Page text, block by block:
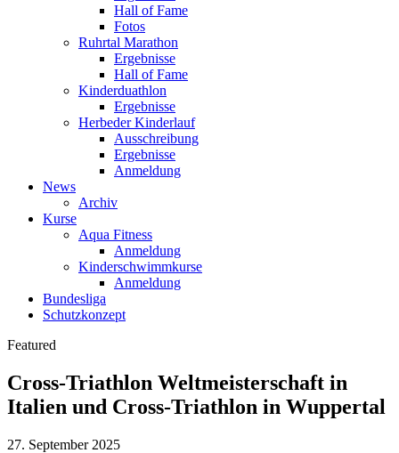
Hall of Fame
Fotos
Ruhrtal Marathon
Ergebnisse
Hall of Fame
Kinderduathlon
Ergebnisse
Herbeder Kinderlauf
Ausschreibung
Ergebnisse
Anmeldung
News
Archiv
Kurse
Aqua Fitness
Anmeldung
Kinderschwimmkurse
Anmeldung
Bundesliga
Schutzkonzept
Featured
Cross-Triathlon Weltmeisterschaft in
Italien und Cross-Triathlon in Wuppertal
27. September 2025